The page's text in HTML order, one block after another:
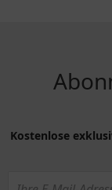
Kostenlose